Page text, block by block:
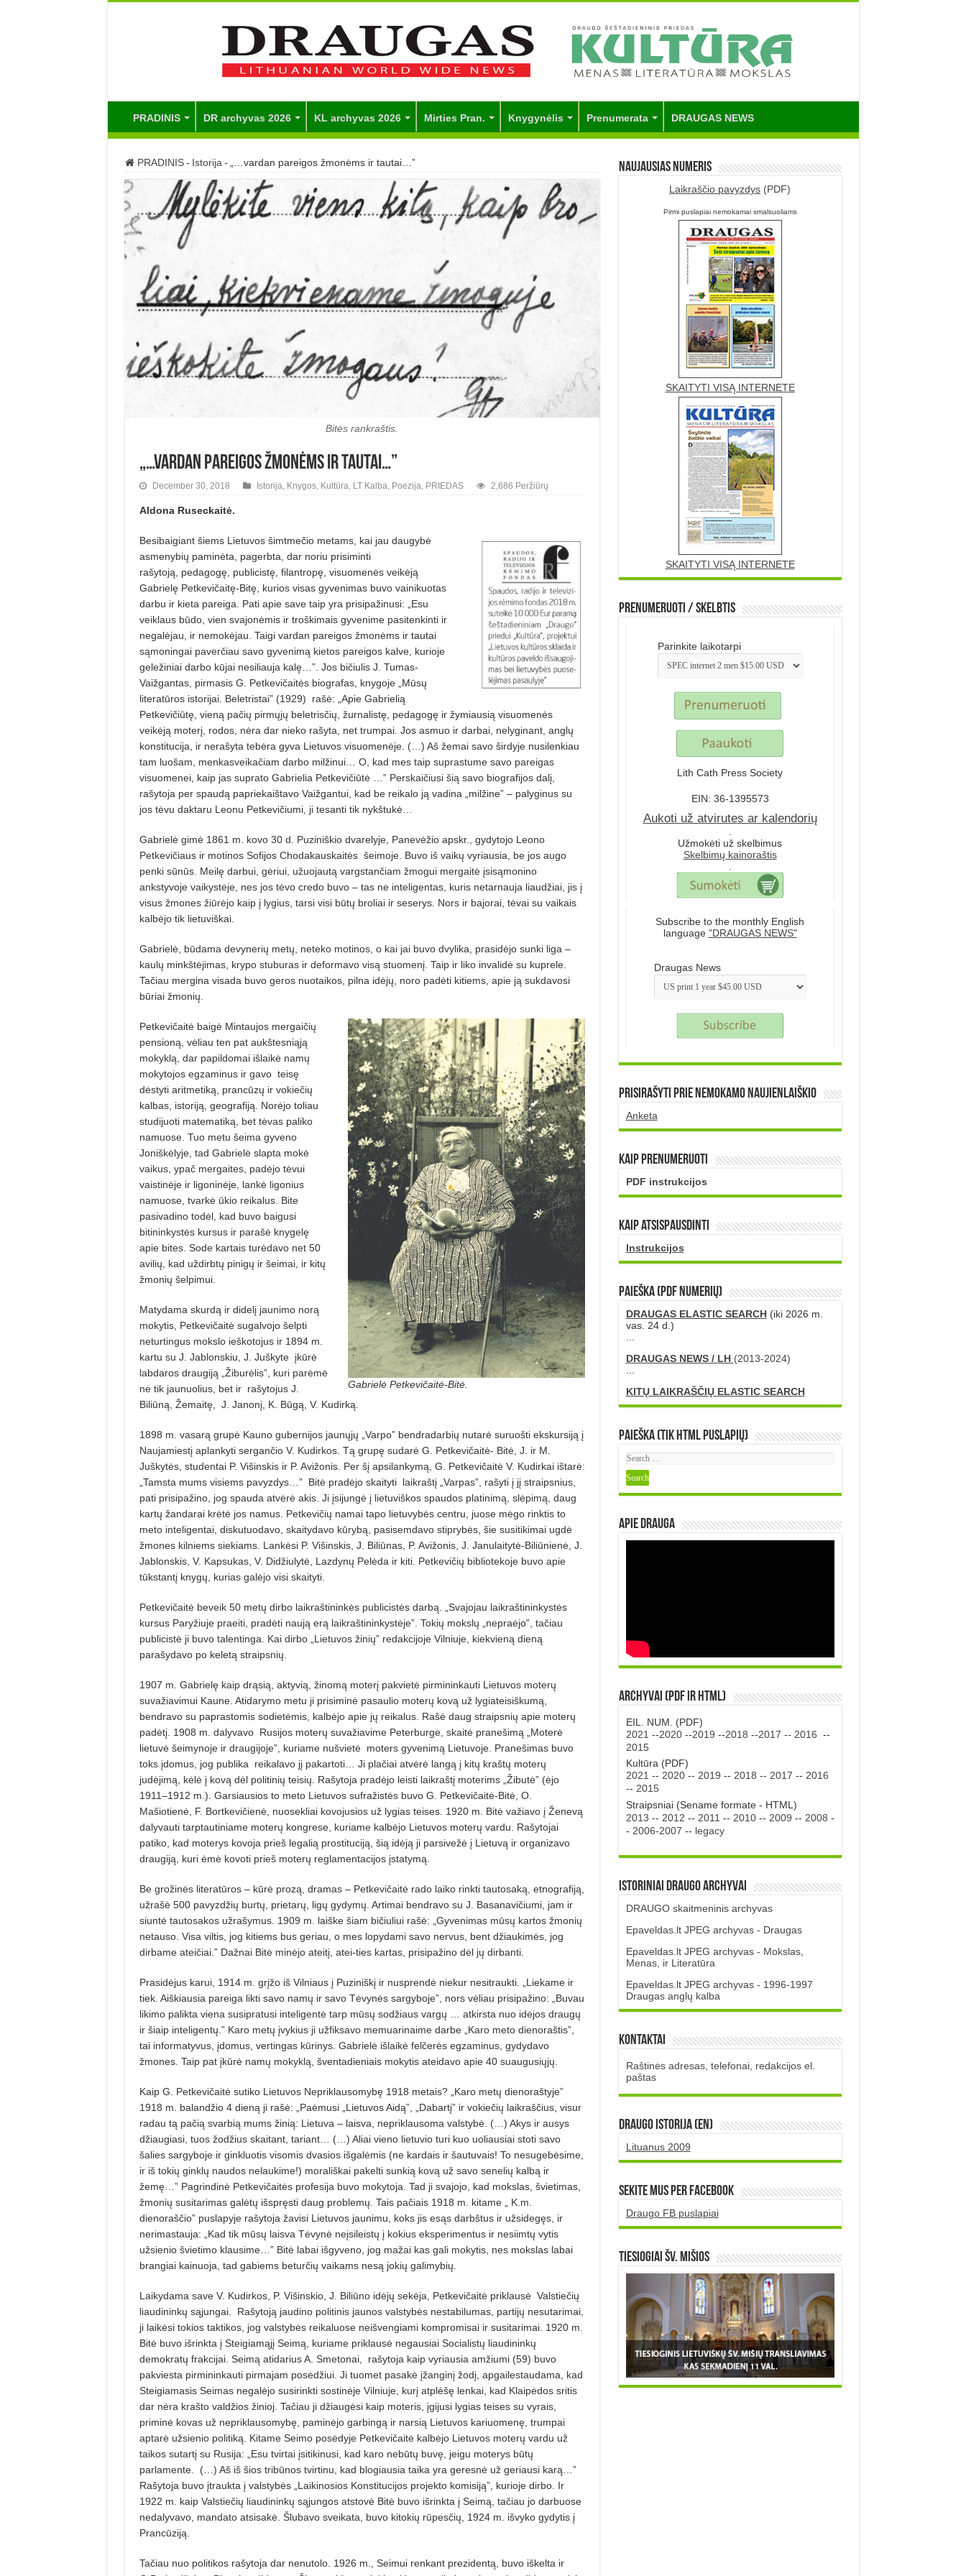
PRADINIS DR archyvas 2026 KL archyvas 2026 Mirties Pran. Knygynėlis Prenumerata DRAUGAS NEWS
PRADINIS - Istorija - „…vardan pareigos žmonėms ir tautai…”
Bitės rankraštis.
„…vardan pareigos žmonėms ir tautai…”
December 30, 2018 Istorija Knygos, Kultūra LT Kalba Poezija PRIEDAS 2,686 Peržiūrų
Aldona Ruseckaitė.
Besibaigiant šiems Lietuvos šimtmečio metams, kai jau daugybė
asmenybių paminėta, pagerbta, dar noriu prisiminti
rašytoją,
pedagogę, publicistę, filantropę, visuomenės veikėją
Gabrielę Petkevičaitę-Bitę, kurios visas gyvenimas buvo vainikuotas
darbu ir kieta pareiga. Pati apie save taip yra prisipažinusi: „Esu
veiklaus būdo, vien svajonėmis ir troškimais gyvenime pasitenkinti ir
negalėjau, ir nemokėjau. Taigi vardan pareigos žmonėms ir tautai
sąmoningai paverčiau savo gyvenimą kietos pareigos kalve, kurioje
geležiniai darbo kūjai nesiliauja kalę…”. Jos bičiulis J. Tumas-
Vaižgantas, pirmasis G. Petkevičaitės biografas, knygoje „Mūsų
literatūros istorijai. Beletristai” (1929)
rašė: „Apie Gabrielią
Petkevičiūtę, vieną pačių pirmųjų beletrisčių, žurnalistę, pedagogę ir žymiausią visuomenės
veikėją moterį, rodos, nėra dar nieko rašyta, net trumpai. Jos asmuo ir darbai, nelyginant, anglų
konstitucija, ir nerašyta tebėra gyva Lietuvos visuomenėje. (…) Aš žemai savo širdyje nusilenkiau
tam luošam, menkasveikačiam darbo milžinui… O, kad mes taip suprastume savo pareigas
visuomenei, kaip jas suprato Gabrielia Petkevičiūtė …” Perskaičiusi šią savo biografijos dalį,
rašytoja per spaudą papriekaištavo Vaižgantui, kad be reikalo ją vadina „milžine” – palyginus su
jos tėvu daktaru Leonu Petkevičiumi, ji tesanti tik nykštukė…
Gabrielė gimė 1861 m. kovo 30 d. Puziniškio dvarelyje, Panevėžio apskr., gydytojo Leono
Petkevičiaus ir motinos Sofijos Chodakauskaitės šeimoje. Buvo iš vaikų vyriausia, be jos augo
penki sūnūs. Meilę darbui, gėriui, užuojautą vargstančiam žmogui mergaitė įsisąmonino
ankstyvoje vaikystėje, nes jos tėvo credo buvo – tas ne inteligentas, kuris netarnauja liaudžiai, jis į
visus žmones žiūrėjo kaip į lygius, tarsi visi būtų broliai ir seserys. Nors ir bajorai, tėvai su vaikais
kalbėjo tik lietuviškai.
Gabrielė, būdama devynerių metų, neteko motinos, o kai jai buvo dvylika, prasidėjo sunki liga –
kaulų minkštėjimas, krypo stuburas ir deformavo visą stuomenį. Taip ir liko invalidė su kuprele.
Tačiau mergina visada buvo geros nuotaikos, pilna idėjų, noro padėti kitiems, apie ją sukdavosi
būriai žmonių.
Gabrielė Petkevičaitė-Bitė.
Petkevičaitė baigė Mintaujos mergaičių
pensioną, vėliau ten pat aukštesniąją
mokyklą, dar papildomai išlaikė namų
mokytojos egzaminus ir gavo teisę
dėstyti aritmetiką, prancūzų ir vokiečių
kalbas, istoriją, geografiją. Norėjo toliau
studijuoti matematiką, bet tėvas paliko
namuose. Tuo metu šeima gyveno
Joniškėlyje, tad Gabrielė slapta mokė
vaikus, ypač mergaites, padėjo tėvui
vaistinėje ir ligoninėje, lankė ligonius
namuose, tvarkė ūkio reikalus. Bite
pasivadino todėl, kad buvo baigusi
bitininkystės kursus ir parašė knygelę
apie bites. Sode kartais turėdavo net 50
avilių, kad uždirbtų pinigų ir šeimai, ir kitų
žmonių šelpimui.
Matydama skurdą ir didelį jaunimo norą
mokytis, Petkevičaitė sugalvojo šelpti
neturtingus mokslo ieškotojus ir 1894 m.
kartu su J. Jablonskiu, J. Juškyte įkūrė
labdaros draugiją „Žiburėlis”, kuri parėmė
ne tik jaunuolius, bet ir rašytojus J.
Biliūną, Žemaitę,
J. Janonį, K. Būgą, V. Kudirką.
1898 m. vasarą grupė Kauno gubernijos jaunųjų „Varpo” bendradarbių nutarė suruošti ekskursiją į
Naujamiestį aplankyti sergančio V. Kudirkos. Tą grupę sudarė G. Petkevičaitė- Bitė, J. ir M.
Juškytės, studentai P. Višinskis ir P. Avižonis. Per šį apsilankymą, G. Petkevičaitė V. Kudirkai ištarė:
„Tamsta mums visiems pavyzdys…” Bitė pradėjo skaityti laikraštį „Varpas”, rašyti į jį straipsnius,
pati prisipažino, jog spauda atvėrė akis. Ji įsijungė į lietuviškos spaudos platinimą, slėpimą, daug
kartų žandarai krėtė jos namus. Petkevičių namai tapo lietuvybės centru, juose mėgo rinktis to
meto inteligentai, diskutuodavo, skaitydavo kūrybą, pasisemdavo stiprybės, šie susitikimai ugdė
žmones kilniems siekiams. Lankėsi P. Višinskis, J. Biliūnas, P. Avižonis, J. Janulaitytė-Biliūnienė, J.
Jablonskis, V. Kapsukas, V. Didžiulytė, Lazdynų Pelėda ir kiti. Petkevičių bibliotekoje buvo apie
tūkstantį knygų, kurias galėjo visi skaityti.
Petkevičaitė beveik 50 metų dirbo laikraštininkės publicistės darbą. „Svajojau laikraštininkystės
kursus Paryžiuje praeiti, pradėti naują erą laikraštininkystėje”. Tokių mokslų „nepraėjo”, tačiau
publicistė ji buvo talentinga. Kai dirbo „Lietuvos žinių” redakcijoje Vilniuje, kiekvieną dieną
parašydavo po keletą straipsnių.
1907 m. Gabrielę kaip drąsią, aktyvią, žinomą moterį pakvietė pirmininkauti Lietuvos moterų
suvažiavimui Kaune. Atidarymo metu ji prisiminė pasaulio moterų kovą už lygiateisiškumą,
bendravo su paprastomis sodietėmis, kalbėjo apie jų reikalus. Rašė daug straipsnių apie moterų
padėtį. 1908 m. dalyvavo Rusijos moterų suvažiavime Peterburge, skaitė pranešimą „Moterė
lietuvė šeimynoje ir draugijoje”, kuriame nušvietė moters gyvenimą Lietuvoje. Pranešimas buvo
toks įdomus, jog publika
reikalavo jį pakartoti… Ji plačiai atvėrė langą į kitų kraštų moterų
judėjimą, kėlė į kovą dėl politinių teisių. Rašytoja pradėjo leisti laikraštį moterims „Žibutė” (ėjo
1911–1912 m.). Garsiausios to meto Lietuvos sufražistės buvo G. Petkevičaitė-Bitė, O.
Mašiotienė, F. Bortkevičienė, nuosekliai kovojusios už lygias teises. 1920 m. Bitė važiavo į Ženevą
dalyvauti tarptautiniame moterų kongrese, kuriame kalbėjo Lietuvos moterų vardu. Rašytojai
patiko, kad moterys kovoja prieš legalią prostituciją, šią idėją ji parsivežė į Lietuvą ir organizavo
draugiją, kuri ėmė kovoti prieš moterų reglamentacijos įstatymą.
Be grožinės literatūros – kūrė prozą, dramas – Petkevičaitė rado laiko rinkti tautosaką, etnografiją,
užrašė 500 pavyzdžių burtų, prietarų, ligų gydymų. Artimai bendravo su J. Basanavičiumi, jam ir
siuntė tautosakos užrašymus. 1909 m. laiške šiam bičiuliui rašė: „Gyvenimas mūsų kartos žmonių
netauso. Visa viltis, jog kitiems bus geriau, o mes lopydami savo nervus, bent džiaukimės, jog
dirbame ateičiai.” Dažnai Bitė minėjo ateitį, atei-ties kartas, prisipažino dėl jų dirbanti.
Prasidėjus karui, 1914 m. grįžo iš Vilniaus į Puziniškį ir nusprendė niekur nesitraukti. „Liekame ir
tiek. Aiškiausia pareiga likti savo namų ir savo Tėvynės sargyboje”, nors vėliau prisipažino: „Buvau
likimo palikta viena susipratusi inteligentė tarp mūsų sodžiaus vargų … atkirsta nuo idėjos draugų
ir šiaip inteligentų.” Karo metų įvykius ji užfiksavo memuarinaime darbe „Karo meto dienoraštis”,
tai informatyvus, įdomus, vertingas kūrinys. Gabrielė išlaikė felčerės egzaminus, gydydavo
žmones. Taip pat įkūrė namų mokyklą, šventadieniais mokytis ateidavo apie 40 suaugusiųjų.
Kaip G. Petkevičaitė sutiko Lietuvos Nepriklausomybę 1918 metais? „Karo metų dienoraštyje”
1918 m. balandžio 4 dieną ji rašė: „Paėmusi „Lietuvos Aidą”, „Dabartį” ir vokiečių laikraščius, visur
radau tą pačią svarbią mums žinią: Lietuva – laisva, nepriklausoma valstybė. (…) Akys ir ausys
džiaugiasi, tuos žodžius skaitant, tariant… (…) Aliai vieno lietuvio turi kuo uoliausiai stoti savo
šalies sargyboje ir ginkluotis visomis dvasios išgalėmis (ne kardais ir šautuvais! To nesugebėsime,
ir iš tokių ginklų naudos nelaukime!) morališkai pakelti sunkią kovą už savo senelių kalbą ir
žemę…” Pagrindinė Petkevičaitės profesija buvo mokytoja. Tad ji svajojo, kad mokslas, švietimas,
žmonių susitarimas galėtų išspręsti daug problemų. Tais pačiais 1918 m. kitame „ K.m.
dienoraščio” puslapyje rašytoja žavisi Lietuvos jaunimu, koks jis esąs darbštus ir užsidegęs, ir
nerimastauja: „Kad tik mūsų laisva Tėvynė neįsileistų į kokius eksperimentus ir nesiimtų vytis
užsienio švietimo klausime…” Bitė labai išgyveno, jog mažai kas gali mokytis, nes mokslas labai
brangiai kainuoja, tad gabiems beturčių vaikams nesą jokių galimybių.
Laikydama save V. Kudirkos, P. Višinskio, J. Biliūno idėjų sekėja, Petkevičaitė priklausė Valstiečių
liaudininkų sąjungai.
Rašytoją jaudino politinis jaunos valstybės nestabilumas, partijų nesutarimai,
ji laikėsi tokios taktikos, jog valstybės reikaluose neišvengiami kompromisai ir susitarimai. 1920 m.
Bitė buvo išrinkta į Steigiamąjį Seimą, kuriame priklausė negausiai Socialistų liaudininkų
demokratų frakcijai. Seimą atidarius A. Smetonai,
rašytoja kaip vyriausia amžiumi (59) buvo
pakviesta pirmininkauti pirmajam posėdžiui. Ji tuomet pasakė įžanginį žodį, apgailestaudama, kad
Steigiamasis Seimas negalėjo susirinkti sostinėje Vilniuje, kurį atplėšę lenkai, kad Klaipėdos sritis
dar nėra krašto valdžios žinioj. Tačiau ji džiaugėsi kaip moteris, įgijusi lygias teises su vyrais,
priminė kovas už nepriklausomybę, paminėjo garbingą ir narsią Lietuvos kariuomenę, trumpai
aptarė užsienio politiką. Kitame Seimo posėdyje Petkevičaitė kalbėjo Lietuvos moterų vardu už
taikos sutartį su Rusija: „Esu tvirtai įsitikinusi, kad karo nebūtų buvę, jeigu moterys būtų
parlamente.
(…) Aš iš šios tribūnos tvirtinu, kad blogiausia taika yra geresnė už geriausi karą…”
Rašytoja buvo įtraukta į valstybės „Laikinosios Konstitucijos projekto komisiją”, kurioje dirbo. Ir
1922 m. kaip Valstiečių liaudininkų sąjungos atstovė Bitė buvo išrinkta į Seimą, tačiau jo darbuose
nedalyvavo, mandato atsisakė. Šlubavo sveikata, buvo kitokių rūpesčių, 1924 m. išvyko gydytis į
Prancūziją.
Tačiau nuo politikos rašytoja dar nenutolo. 1926 m., Seimui renkant prezidentą, buvo iškelta ir
Naujausias numeris
Laikraščio pavyzdys (PDF)
Pirmi puslapiai nemokamai smalsuoliams
SKAITYTI VISĄ INTERNETE
SKAITYTI VISĄ INTERNETE
Prenumeruoti / Skelbtis
Parinkite laikotarpi
Lith Cath Press Society
EIN: 36-1395573
Aukoti už atvirutes ar kalendorių
.
Užmokėti už skelbimus
Skelbimų kainoraštis
.
Subscribe to the monthly English
language "DRAUGAS NEWS"
Draugas News
Prisirašyti prie nemokamo naujienlaiškio
Anketa
Kaip prenumeruoti
PDF instrukcijos
Kaip atsispausdinti
Instrukcijos
PAIEŠKA (PDF numerių)
DRAUGAS ELASTIC SEARCH(iki 2026 m.
vas. 24 d.)
...
DRAUGAS NEWS / LH (2013-2024)
...
KITŲ LAIKRAŠČIŲ ELASTIC SEARCH
Paieška (tik HTML puslapių)
Apie DRAUGA
Archyvai (PDF ir HTML)
EIL. NUM. (PDF)
2021 --2020--2019 --2018 --2017 -- 2016 --
2015
Kultūra (PDF)
2021 -- 2020-- 2019 -- 2018 -- 2017 -- 2016
-- 2015
Straipsniai (Sename formate - HTML)
2013 -- 2012 -- 2011 -- 2010-- 2009 -- 2008 -
- 2006-2007 -- legacy
Istoriniai DRAUGO Archyvai
DRAUGO skaitmeninis archyvas
Epaveldas.lt JPEG archyvas - Draugas
Epaveldas.lt JPEG archyvas - Mokslas,
Menas, ir Literatūra
Epaveldas.lt JPEG archyvas - 1996-1997
Draugas anglų kalba
Kontaktai
Raštinės adresas, telefonai, redakcijos el.
paštas
DRAUGO istorija (EN)
Lituanus 2009
Sekite mus per Facebook
Draugo FB puslapiai
TIESIOGIAI šv. MIŠIOS